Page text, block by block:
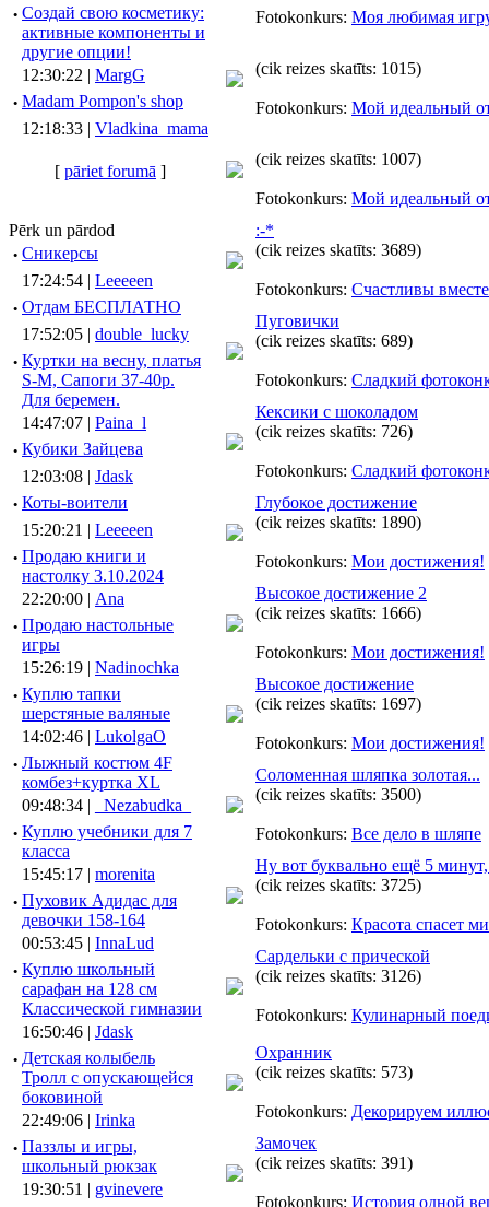
· Создай свою косметику:
активные компоненты и
другие опции!
12:30:22 | MargG
· Madam Pompon's shop
12:18:33 | Vladkina_mama
[ pāriet forumā ]
Pērk un pārdod
· Сникерсы
17:24:54 | Leeeeen
· Отдам БЕСПЛАТНО
17:52:05 | double_lucky
· Куртки на весну, платья
S-M, Сапоги 37-40р.
Для беремен.
14:47:07 | Paina_l
· Кубики Зайцева
12:03:08 | Jdask
· Коты-воители
15:20:21 | Leeeeen
· Продаю книги и
настолку 3.10.2024
22:20:00 | Ana
· Продаю настольные
игры
15:26:19 | Nadinochka
· Куплю тапки
шерстяные валяные
14:02:46 | LukolgaO
· Лыжный костюм 4F
комбез+куртка XL
09:48:34 |
_Nezabudka_
· Куплю учебники для 7
класса
15:45:17 | morenita
· Пуховик Адидас для
девочки 158-164
00:53:45 | InnaLud
· Куплю школьный
сарафан на 128 см
Классической гимназии
16:50:46 | Jdask
· Детская колыбель
Тролл с опускающейся
боковиной
22:49:06 | Irinka
· Паззлы и игры,
школьный рюкзак
19:30:51 | gvinevere
Fotokonkurs: Моя любимая
(cik reizes skatīts: 1015)
Fotokonkurs: Мой идеальный
(cik reizes skatīts: 1007)
Fotokonkurs: Мой идеальный
:-*
(cik reizes skatīts: 3689)
Fotokonkurs: Счастливы вместе
Пуговички
(cik reizes skatīts: 689)
Fotokonkurs: Сладкий
Кексики с шоколадом
(cik reizes skatīts: 726)
Fotokonkurs: Сладкий
Глубокое достижение
(cik reizes skatīts: 1890)
Fotokonkurs: Мои достижения!
Высокое достижение 2
(cik reizes skatīts: 1666)
Fotokonkurs: Мои достижения!
Высокое достижение
(cik reizes skatīts: 1697)
Fotokonkurs: Мои достижения!
Соломенная шляпка золотая...
(cik reizes skatīts: 3500)
Fotokonkurs: Все дело в шляпе
Ну вот буквально ещё 5
(cik reizes skatīts: 3725)
Fotokonkurs: Красота спасет
Сардельки с прической
(cik reizes skatīts: 3126)
Fotokonkurs: Кулинарный
Охранник
(cik reizes skatīts: 573)
Fotokonkurs: Декорируем
Замочек
(cik reizes skatīts: 391)
Fotokonkurs: История одной